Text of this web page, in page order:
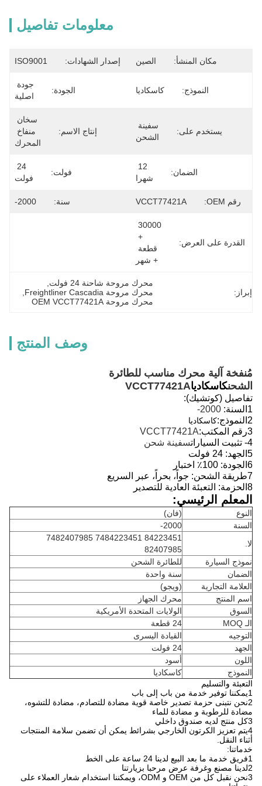
معلومات تفاصيل
مكان المنشأ: الصين إصدار الشهادات: ISO9001
النموذج: كاسكاديا الجودة:
اصلية
يستخدم على:
الشحن
إنتاج الاسم:
المحرك
الضمان:
شهرا
فولت:
فولت
رقم OEM: VCCT77421A سنة: 2000-
القدرة على العرض:
+ شهر
إبراز:
محرك مروحة شاحنة 24 فولت
محرك مروحة Freightliner Cascadia
محرك مروحة OEM VCCT77421A
وصف المنتج
مُنفخة آلية محرك مناسب للطائرة
الشحنكاسكادياVCCT77421A
تفاصيل (كوتشيك):
1السنة:
2000-
2النموذج:
كاسكاديا
3رقم المكتب:
VCCT77421A
4- تثبيت السيارات
سفينة شحن
5الجهد: 24 فولت
6الجودة: 100٪ اختبار
7طريقة الشحن: جواً، بحراً، عبر السريع
8الحزمة: التعبئة العادية للتصدير
المعلم الرئيسي:
النوع
(فان)
السنة
2000-
لا.
84223451 7484223451 7482407985
82407985
نموذج السيارة
للطائرة الشحن
الضمان
سنة واحدة
العلامة التجارية
(ويجو)
اسم المنتج
محرك الجهاز
السوق
الولايات المتحدة الأمريكية
الـ MOQ
24 قطعة
التوجيه
القيادة اليسرى
الجهد
24 فولت
اللون
أسود
النموذج
كاسكاديا
التعبئة والتسليم
1يمكننا توفير خدمة من باب إلى باب
2نحن نتبنى حزمة تصدير خاصة قوية مضادة للتصادم، مضادة للتشوه،
مضادة للرطوبة و مضادة للماء
3كل منتج لديه صندوق داخلي
4يتم تعزيز الكرتون الخارجي بشرائط يمكن أن تضمن سلامة المنتجات
أثناء النقل.
خدماتنا:
1فريق خدمة ما بعد البيع لدينا 24 ساعة على الخط
2لدينا مصنع وغرفة عرض مرحبا بزيارتنا
3نحن نقبل كل من OEM و ODM، ويمكننا استخدام شعار العملاء على